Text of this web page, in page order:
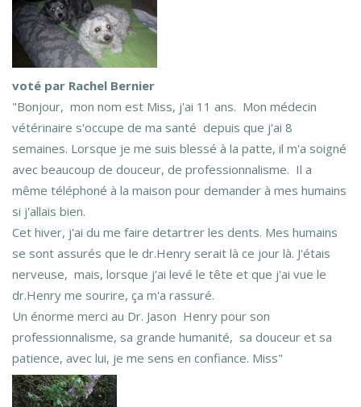
voté par Rachel Bernier
"Bonjour, mon nom est Miss, j'ai 11 ans. Mon médecin
vétérinaire s'occupe de ma santé depuis que j'ai 8
semaines. Lorsque je me suis blessé à la patte, il m'a soigné
avec beaucoup de douceur, de professionnalisme. Il a
même téléphoné à la maison pour demander à mes humains
si j'allais bien.
Cet hiver, j'ai du me faire detartrer les dents. Mes humains
se sont assurés que le dr.Henry serait là ce jour là. J'étais
nerveuse, mais, lorsque j'ai levé le tête et que j'ai vue le
dr.Henry me sourire, ça m'a rassuré.
Un énorme merci au Dr. Jason Henry pour son
professionnalisme, sa grande humanité, sa douceur et sa
patience, avec lui, je me sens en confiance. Miss"